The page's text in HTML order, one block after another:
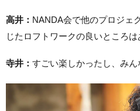
高井： NANDA会で他のプロジェ
じたロフトワークの良いところは
寺井： すごい楽しかったし、みん